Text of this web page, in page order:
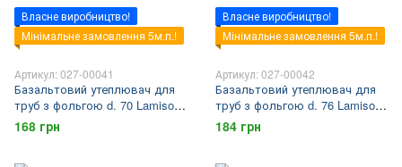
Власне виробництво!
Мінімальне замовлення 5м.п.!
Артикул: 027-00041
Базальтовий утеплювач для
труб з фольгою d. 70 Lamisol
товщиною 20 мм
168 грн
Власне виробництво!
Мінімальне замовлення 5м.п.!
Артикул: 027-00042
Базальтовий утеплювач для
труб з фольгою d. 76 Lamisol
товщиною 20 мм
184 грн